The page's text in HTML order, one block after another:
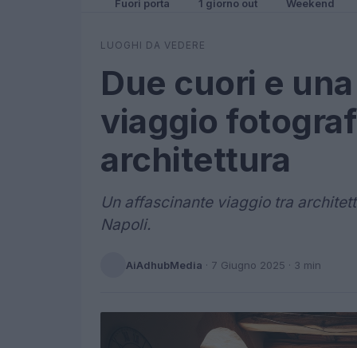
Fuori porta 1 giorno out Weekend
LUOGHI DA VEDERE
Due cuori e
viaggio
architettura
Un affascinante viaggio tra
Napoli.
AiAdhubMedia · 7 Giugno 2025 · 3 min